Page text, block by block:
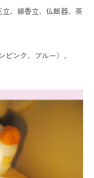
立、線香立、仏飯器、茶
ンク、ブルー）、